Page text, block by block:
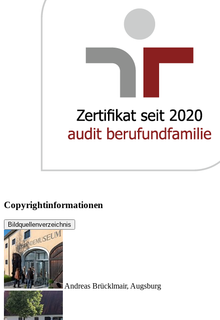
Copyrightinformationen
Bildquellenverzeichnis
Andreas Brücklmair, Augsburg